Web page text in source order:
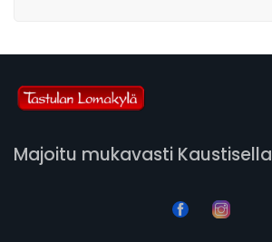
Majoitu mukavasti Kaustisella